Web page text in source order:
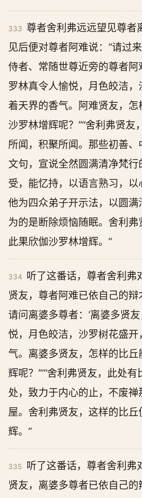
333 尊者舍利弗远远望见尊者
见后便对尊者阿难说：“请过
侍者、常随世尊近旁的尊者
罗林真令人愉悦，月色皎洁
着天界的香气。阿难贤友，
沙罗林增辉呢？”“舍利弗贤友
所闻，积聚所闻。那些初善
文句，宣说全然圆满清净梵
受，能忆持，以语言熟习，以
他为四众弟子开示法，以圆满
为的是断除烦恼随眠。舍利
此果欣伽沙罗林增辉。”
334 听了这番话，尊者舍利弗
贤友，尊者阿难已依自己的辩
请问离婆多尊者：‘离婆多贤
悦，月色皎洁，沙罗树花盛
气。离婆多贤友，怎样的比
辉呢？’”“舍利弗贤友，此处
处，致力于内心的止，不废
屋。舍利弗贤友，这样的比
辉。”
335 听了这番话，尊者舍利弗
贤友，离婆多尊者已依自己